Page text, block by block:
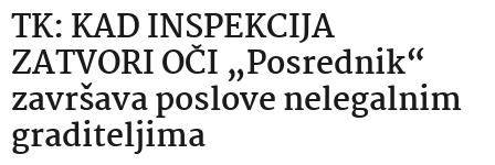
TK: KAD INSPEKCIJA
ZATVORI OČI „Posrednik“
završava poslove nelegalnim
graditeljima